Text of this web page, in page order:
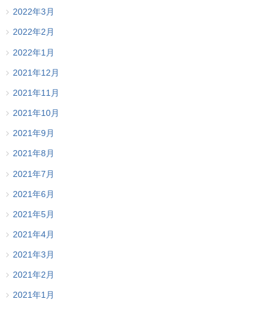
2022年3月
2022年2月
2022年1月
2021年12月
2021年11月
2021年10月
2021年9月
2021年8月
2021年7月
2021年6月
2021年5月
2021年4月
2021年3月
2021年2月
2021年1月